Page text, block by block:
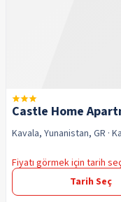
Castle Home
Kavala, Yunanistan, GR ·
Fiyatı görmek için tarih
Tarih Seç